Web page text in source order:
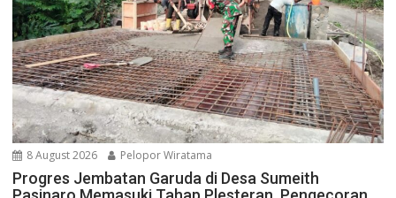
8 August 2026 Pelopor Wiratama
Progres Jembatan Garuda di Desa Sumeith